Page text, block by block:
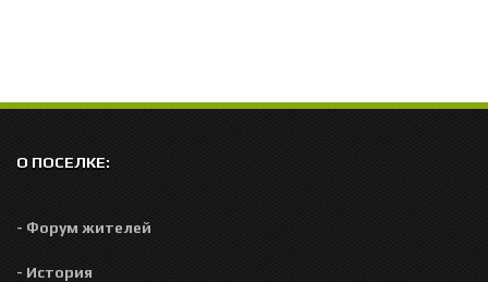
О ПОСЕЛКЕ:
- Форум жителей
- История